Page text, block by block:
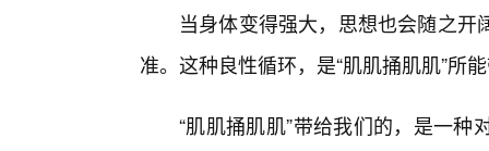
当身体变得强大，思想也会随之
准。这种良性循环，是“肌肌捅肌肌”所
“肌肌捅肌肌”带给我们的，是一